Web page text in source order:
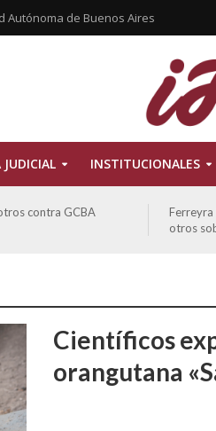
Autónoma de Buenos Aires
JUDICIAL INSTITUCIONALES
contra GCBA
Ferreyra
otros
Científicos
orangutana